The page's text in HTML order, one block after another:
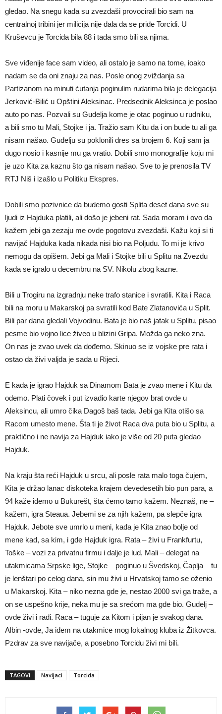
gledao. Na snegu kada su zvezdaši provocirali bio sam na
centralnoj tribini jer milicija nije dala da se priđe Torcidi. U
Kruševcu je Torcida bila 88 i tada smo bili sa njima.
Sve viđenije face sam video, ali ostalo je samo na tome, ioako
nadam se da oni znaju za nas. Posle onog zviždanja sa
Partizanom na minuti ćutanja poginulim rudarima bila je delegacija
Jerković-Bilić u Opštini Aleksinac. Predsednik Aleksinca je poslao
auto po nas. Pozvali su Gudelja kome je otac poginuo u rudniku,
a bili smo tu Mali, Stojke i ja. Tražio sam Kitu da i on bude tu ali ga
nisam našao. Gudelju su poklonili dres sa brojem 6. Koji sam ja
dugo nosio i kasnije mu ga vratio. Dobili smo monografije koju mi
je uzo Kita za kaznu što ga nisam našao. Sve to je prenosila TV
RTJ Niš i izašlo u Politiku Ekspres.
Dobili smo pozivnice da budemo gosti Splita deset dana sve su
ljudi iz Hajduka platili, ali došo je jebeni rat. Sada moram i ovo da
kažem jebi ga zezaju me ovde pogotovu zvezdaši. Kažu koji si ti
navijač Hajduka kada nikada nisi bio na Poljudu. To mi je krivo
nemogu da opišem. Jebi ga Mali i Stojke bili u Splitu na Zvezdu
kada se igralo u decembru na SV. Nikolu zbog kazne.
Bili u Trogiru na izgradnju neke trafo stanice i svratili. Kita i Raca
bili na moru u Makarskoj pa svratili kod Bate Zlatanovića u Split.
Bili par dana gledali Vojvodinu. Bata je bio naš jatak u Splitu, pisao
pesme bio vojno lice živeo u blizini Gripa. Možda ga neko zna.
On nas je zvao uvek da dođemo. Skinuo se iz vojske pre rata i
ostao da živi valjda je sada u Rijeci.
E kada je igrao Hajduk sa Dinamom Bata je zvao mene i Kitu da
odemo. Plati čovek i put izvadio karte njegov brat ovde u
Aleksincu, ali umro čika Dagoš baš tada. Jebi ga Kita otišo sa
Racom umesto mene. Šta ti je život Raca dva puta bio u Splitu, a
praktično i ne navija za Hajduk iako je više od 20 puta gledao
Hajduk.
Na kraju šta reći Hajduk u srcu, ali posle rata malo toga čujem,
Kita je držao lanac diskoteka krajem devedesetih bio pun para, a
94 kaže idemo u Bukurešt, šta ćemo tamo kažem. Neznaš, ne –
kažem, igra Steaua. Jebemi se za njih kažem, pa slepče igra
Hajduk. Jebote sve umrlo u meni, kada je Kita znao bolje od
mene kad, sa kim, i gde Hajduk igra. Rata – živi u Frankfurtu,
Toške – vozi za privatnu firmu i dalje je lud, Mali – delegat na
utakmicama Srpske lige, Stojke – poginuo u Švedskoj, Čaplja – tu
je lenštari po celog dana, sin mu živi u Hrvatskoj tamo se oženio
u Makarskoj. Kita – niko nezna gde je, nestao 2000 svi ga traže, a
on se uspešno krije, neka mu je sa srećom ma gde bio. Gudelj –
ovde živi i radi. Raca – tuguje za Kitom i pijan je svakog dana.
Albin -ovde, Ja idem na utakmice mog lokalnog kluba iz Žitkovca.
Pzdrav za sve navijače, a posebno Torcidu živi mi bili.
TAGOVI Navijaci Torcida